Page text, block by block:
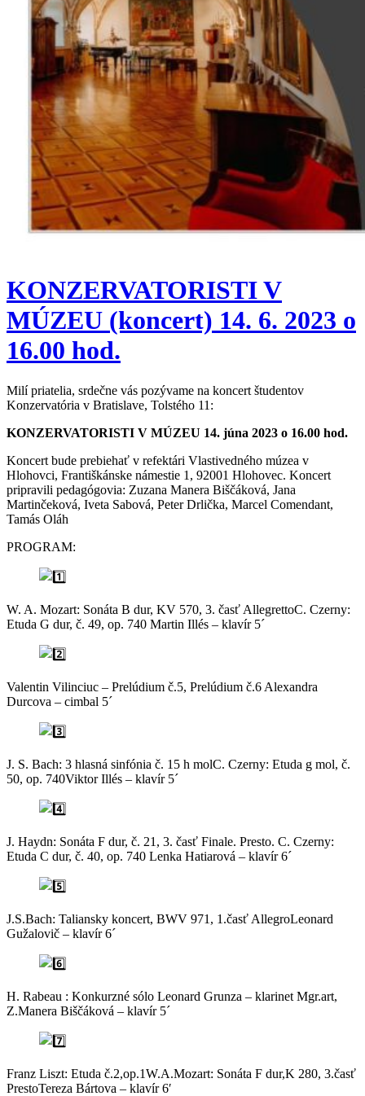
KONZERVATORISTI V
MÚZEU (koncert) 14. 6. 2023 o
16.00 hod.
Milí priatelia, srdečne vás pozývame na koncert študentov
Konzervatória v Bratislave, Tolstého 11:
KONZERVATORISTI V MÚZEU 14. júna 2023 o 16.00 hod.
Koncert bude prebiehať v refektári Vlastivedného múzea v
Hlohovci, Františkánske námestie 1, 92001 Hlohovec. Koncert
pripravili pedagógovia: Zuzana Manera Biščáková, Jana
Martinčeková, Iveta Sabová, Peter Drlička, Marcel Comendant,
Tamás Oláh
PROGRAM:
W. A. Mozart: Sonáta B dur, KV 570, 3. časť AllegrettoC. Czerny:
Etuda G dur, č. 49, op. 740 Martin Illés – klavír 5´
Valentin Vilinciuc – Prelúdium č.5, Prelúdium č.6 Alexandra
Durcova – cimbal 5´
J. S. Bach: 3 hlasná sinfónia č. 15 h molC. Czerny: Etuda g mol, č.
50, op. 740Viktor Illés – klavír 5´
J. Haydn: Sonáta F dur, č. 21, 3. časť Finale. Presto. C. Czerny:
Etuda C dur, č. 40, op. 740 Lenka Hatiarová – klavír 6´
J.S.Bach: Taliansky koncert, BWV 971, 1.časť AllegroLeonard
Gužalovič – klavír 6´
H. Rabeau : Konkurzné sólo Leonard Grunza – klarinet Mgr.art,
Z.Manera Biščáková – klavír 5´
Franz Liszt: Etuda č.2,op.1W.A.Mozart: Sonáta F dur,K 280, 3.časť
PrestoTereza Bártova – klavír 6′